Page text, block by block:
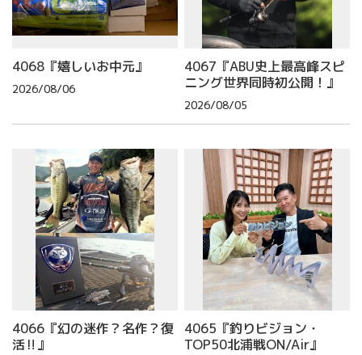
4068『嬉しいお中元』
2026/08/06
4067『ABU史上最高峰スピ
ニング世界同時初公開！』
2026/08/05
4066『幻の迷作？名作？復
活‼』
4065『釣りビジョン・
TOP50北浦戦ON/Air』